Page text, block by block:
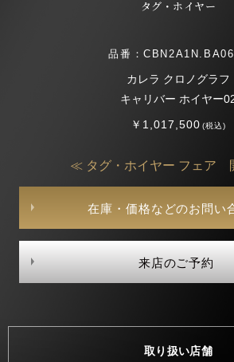
タグ・ホイヤー
品番：
カレラ クロノグラフ
キャリバー ホイヤー
￥1,017,500(税込)
≪ タグ・ホイヤー フェア
在庫・価格などのお問い
来店のご予約
取り扱い店舗